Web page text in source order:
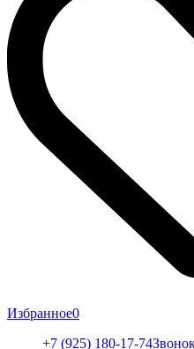
Избранное0
+7 (925) 180-17-74